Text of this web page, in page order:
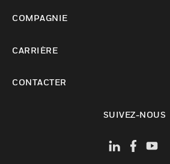
COMPAGNIE
CARRIÈRE
CONTACTER
SUIVEZ-NOUS